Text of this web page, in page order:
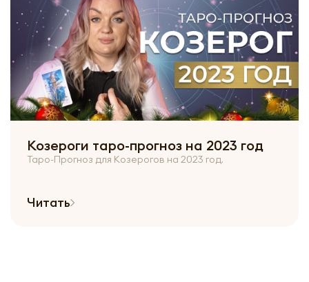
Козероги таро-прогноз на 2023 год
Таро-Прогноз для Козерогов на 2023 год.
Читать